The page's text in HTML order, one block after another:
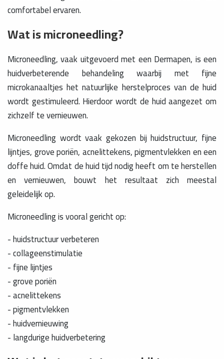
comfortabel ervaren.
Wat is microneedling?
Microneedling, vaak uitgevoerd met een Dermapen, is een
huidverbeterende behandeling waarbij met fijne
microkanaaltjes het natuurlijke herstelproces van de huid
wordt gestimuleerd. Hierdoor wordt de huid aangezet om
zichzelf te vernieuwen.
Microneedling wordt vaak gekozen bij huidstructuur, fijne
lijntjes, grove poriën, acnelittekens, pigmentvlekken en een
doffe huid. Omdat de huid tijd nodig heeft om te herstellen
en vernieuwen, bouwt het resultaat zich meestal
geleidelijk op.
Microneedling is vooral gericht op:
- huidstructuur verbeteren
- collageenstimulatie
- fijne lijntjes
- grove poriën
- acnelittekens
- pigmentvlekken
- huidvernieuwing
- langdurige huidverbetering